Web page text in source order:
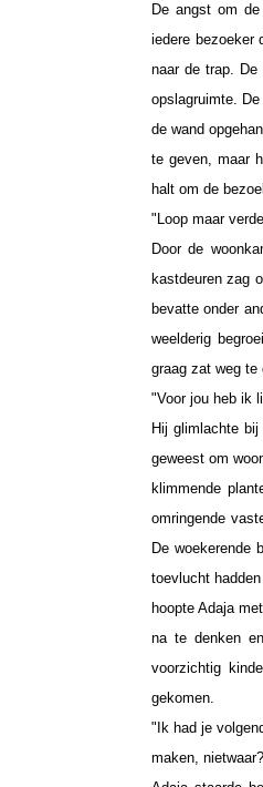
De angst om
iedere bezoeker
naar de trap. De
opslagruimte.
de wand
te geven, maar
halt om de
"Loop maar
Door de
kastdeuren zag
bevatte onder
weelderig
graag zat weg te
"Voor jou heb ik
Hij glimlachte
geweest om
klimmende
omringende
De woekerende
toevlucht
hoopte Adaja
na te denken
voorzichtig
gekomen.
"Ik had je
maken,